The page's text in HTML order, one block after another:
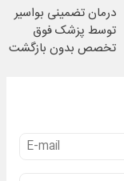
درمان تضمینی بواسیر
توسط پزشک فوق
تخصص بدون بازگشت